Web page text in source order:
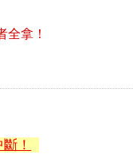
全拿！
！